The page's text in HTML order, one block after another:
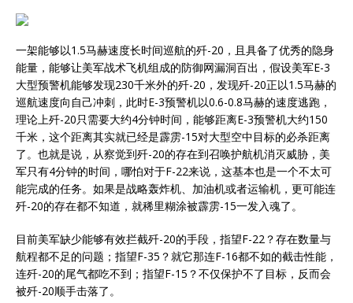
一架能够以1.5马赫速度长时间巡航的歼-20，且具备了优秀的隐身
能量，能够让美军战术飞机组成的防御网漏洞百出，假设美军E-3
大型预警机能够发现230千米外的歼-20，发现歼-20正以1.5马赫的
巡航速度向自己冲刺，此时E-3预警机以0.6-0.8马赫的速度逃跑，
理论上歼-20只需要大约4分钟时间，能够距离E-3预警机大约150
千米，这个距离其实就已经是霹雳-15对大型空中目标的必杀距离
了。也就是说，从察觉到歼-20的存在到召唤护航机消灭威胁，美
军只有4分钟的时间，哪怕对于F-22来说，这基本也是一个不太可
能完成的任务。如果是战略轰炸机、加油机或者运输机，更可能连
歼-20的存在都不知道，就稀里糊涂被霹雳-15一发入魂了。
目前美军缺少能够有效拦截歼-20的手段，指望F-22？存在数量与
航程都不足的问题；指望F-35？就它那连F-16都不如的截击性能，
连歼-20的尾气都吃不到；指望F-15？不仅保护不了目标，反而会
被歼-20顺手击落了。